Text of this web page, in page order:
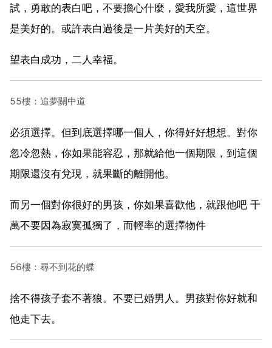
試，勇敢的表白吧，不要擔心什麼，愛我所愛，這世界
是美好的。或許表白過後是一片美好的天空。
望表白成功，二人幸福。
55樓：追夢關中道
必須選擇。但到底選擇哪一個人，你得好好想想。對你
忽冷忽熱，你如果能容忍，那就給他一個期限，到這個
期限還沒有兌現，就果斷的離開他。
而另一個對你很好的男孩，你如果喜歡他，就跟他吧 千
萬不要因為寂寞孤獨了，而輕率的選擇物件
56樓：尋不到花的蝶
捨不得孩子套不著狼。不要已婚男人。男孩對你好就和
他走下去。